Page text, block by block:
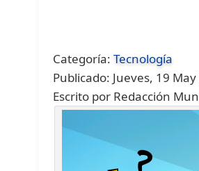
Categoría:Tecnología
Publicado: Jueves, 19 May
Escrito por Redacción